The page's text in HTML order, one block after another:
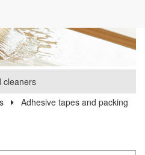
cleaners
Adhesive tapes and packing